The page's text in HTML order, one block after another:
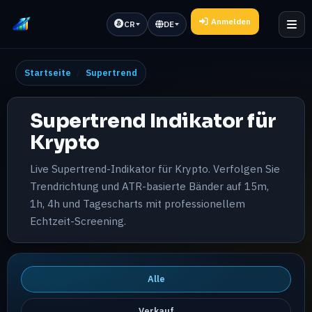
CR DE Anmelden
Startseite Supertrend
Supertrend Indikator für
Krypto
Live Supertrend-Indikator für Krypto. Verfolgen Sie
Trendrichtung und ATR-basierte Bänder auf 15m,
1h, 4h und Tagescharts mit professionellem
Echtzeit-Screening.
Alle